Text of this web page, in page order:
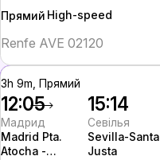
Grandes
Прямий High-speed
Renfe AVE 02120
3h 9m, Прямий
12:05
Мадрид
Madrid Pta.
Atocha -
15:14
Севілья
Sevilla-Santa
Justa